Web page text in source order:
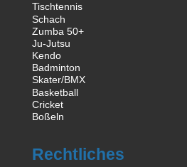
Tischtennis
Schach
Zumba 50+
Ju-Jutsu
Kendo
Badminton
Skater/BMX
Basketball
Cricket
Boßeln
Rechtliches